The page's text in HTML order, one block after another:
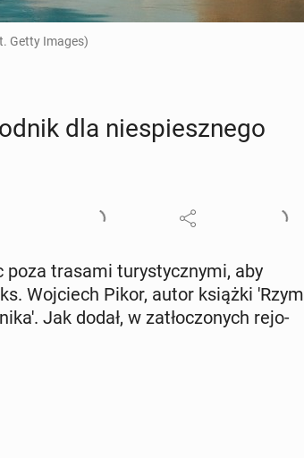
Getty Images)
dla nie­spiesz­ne­go
trasami tu­ry­stycz­ny­mi, aby
Woj­ciech Pikor, autor książki 'Rzym
Jak dodał, w za­tło­czo­nych re­jo­